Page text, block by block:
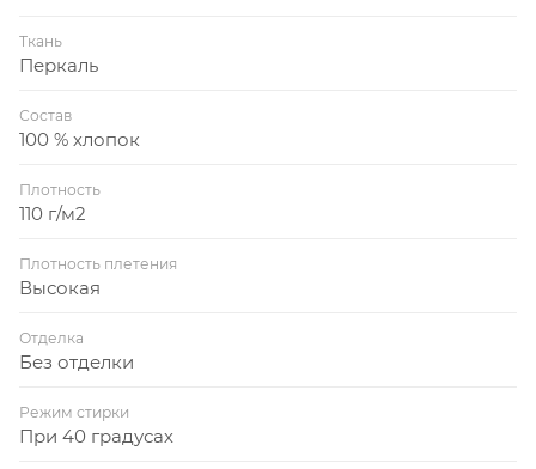
Ткань
Перкаль
Состав
100 % хлопок
Плотность
110 г/м2
Плотность плетения
Высокая
Отделка
Без отделки
Режим стирки
При 40 градусах